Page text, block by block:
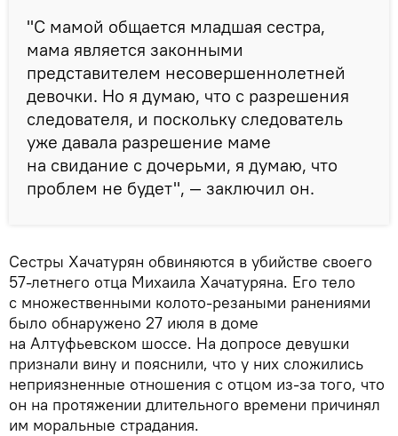
"С мамой общается младшая сестра,
мама является законными
представителем несовершеннолетней
девочки. Но я думаю, что с разрешения
следователя, и поскольку следователь
уже давала разрешение маме
на свидание с дочерьми, я думаю, что
проблем не будет", — заключил он.
Сестры Хачатурян обвиняются в убийстве своего
57-летнего отца Михаила Хачатуряна. Его тело
с множественными колото-резаными ранениями
было обнаружено 27 июля в доме
на Алтуфьевском шоссе. На допросе девушки
признали вину и пояснили, что у них сложились
неприязненные отношения с отцом из-за того, что
он на протяжении длительного времени причинял
им моральные страдания.